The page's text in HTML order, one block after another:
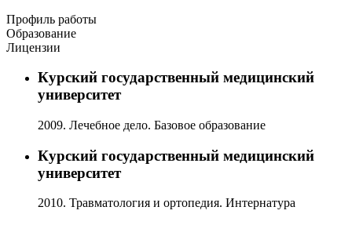
Профиль работы
Образование
Лицензии
Курский государственный медицинский
университет
2009. Лечебное дело. Базовое образование
Курский государственный медицинский
университет
2010. Травматология и ортопедия. Интернатура